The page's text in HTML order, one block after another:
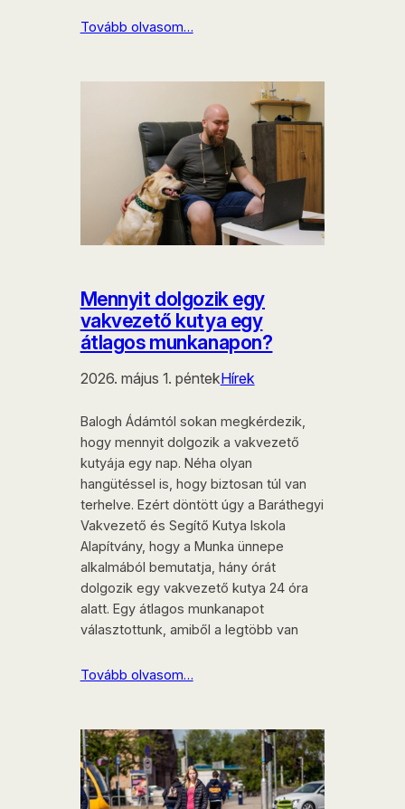
Tovább olvasom…
Mennyit dolgozik egy
vakvezető kutya egy
átlagos munkanapon?
2026. május 1. péntekHírek
Balogh Ádámtól sokan megkérdezik,
hogy mennyit dolgozik a vakvezető
kutyája egy nap. Néha olyan
hangütéssel is, hogy biztosan túl van
terhelve. Ezért döntött úgy a Baráthegyi
Vakvezető és Segítő Kutya Iskola
Alapítvány, hogy a Munka ünnepe
alkalmából bemutatja, hány órát
dolgozik egy vakvezető kutya 24 óra
alatt. Egy átlagos munkanapot
választottunk, amiből a legtöbb van
Tovább olvasom…